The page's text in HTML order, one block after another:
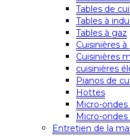
Tables de
Tables à
Tables à gaz
Cuisinières à
Cuisinières
cuisinières
Pianos de
Hottes
Micro-ondes
Micro-
Entretien de la